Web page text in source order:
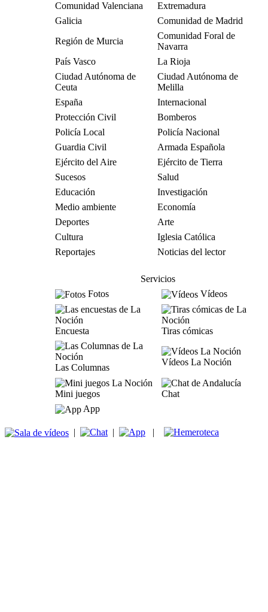
Comunidad Valenciana
Extremadura
Galicia
Comunidad de Madrid
Región de Murcia
Comunidad Foral de
Navarra
País Vasco
La Rioja
Ciudad Autónoma de
Ceuta
Ciudad Autónoma de
Melilla
España
Internacional
Protección Civil
Bomberos
Policía Local
Policía Nacional
Guardia Civil
Armada Española
Ejército del Aire
Ejército de Tierra
Sucesos
Salud
Educación
Investigación
Medio ambiente
Economía
Deportes
Arte
Cultura
Iglesia Católica
Reportajes
Noticias del lector
Servicios
Fotos
Vídeos
Encuesta Tiras cómicas
Las Columnas
Vídeos La Noción
Mini juegos
Chat
App
| | |